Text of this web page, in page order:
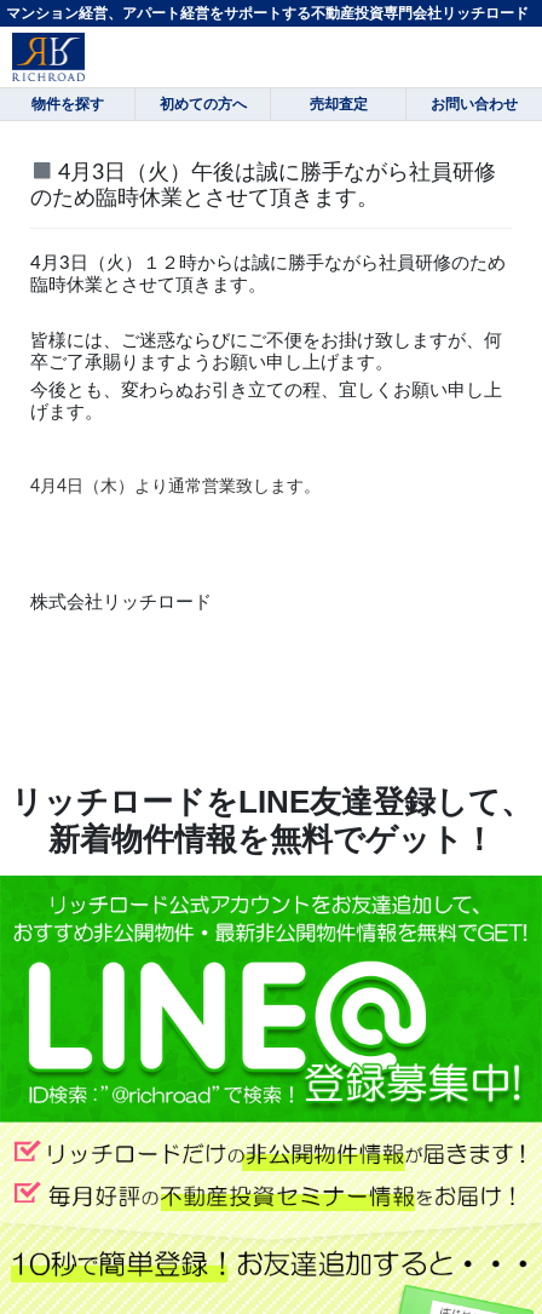
マンション経営、アパート経営をサポートする不動産投資専門会社リッチロード
物件を探す 初めての方へ 売却査定 お問い合わせ
4月3日（火）午後は誠に勝手ながら社員研修
のため臨時休業とさせて頂きます。
4月3日（火）１２時からは誠に勝手ながら社員研修のため
臨時休業とさせて頂きます。
皆様には、ご迷惑ならびにご不便をお掛け致しますが、何
卒ご了承賜りますようお願い申し上げます。
今後とも、変わらぬお引き立ての程、宜しくお願い申し上
げます。
4月4日（木）より通常営業致します。
株式会社リッチロード
リッチロードをLINE友達登録して、
新着物件情報を無料でゲット！